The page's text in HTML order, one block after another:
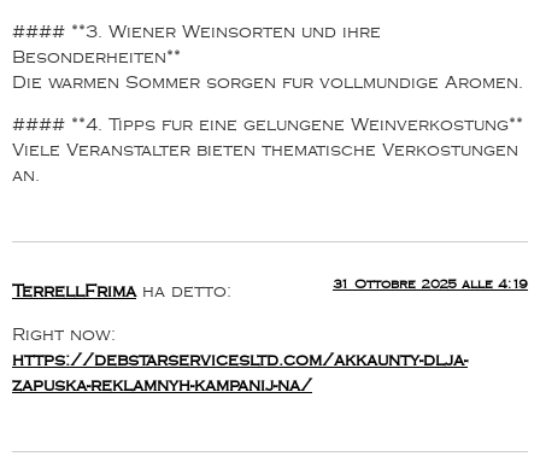
#### **3. Wiener Weinsorten und ihre
Besonderheiten**
Die warmen Sommer sorgen fur vollmundige Aromen.
#### **4. Tipps fur eine gelungene Weinverkostung**
Viele Veranstalter bieten thematische Verkostungen
an.
TerrellFrima ha detto: 31 Ottobre 2025 alle 4:19
Right now:
https://debstarservicesltd.com/akkaunty-dlja-
zapuska-reklamnyh-kampanij-na/